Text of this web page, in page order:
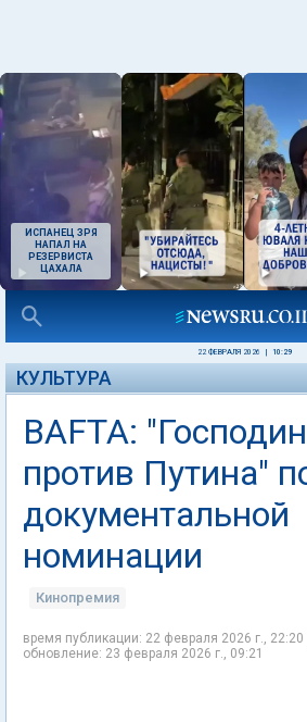
ИСПАНЕЦ ЗРЯ
НАПАЛ НА
РЕЗЕРВИСТА
ЦАХАЛА
22 ФЕВРАЛЯ 2026 10:29
КУЛЬТУРА
BAFTA:
против Путина"
документальной
номинации
Кинопремия
время публикации: 22 февраля 2026 г.,
обновление: 23 февраля 2026 г., 09:21